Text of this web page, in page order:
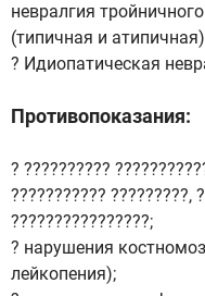
невралгия
(типичная и
? Идиопатическая
Противопоказания:
? ??????????
??????????? ?????????,
????????????????;
? нарушения
лейкопения);